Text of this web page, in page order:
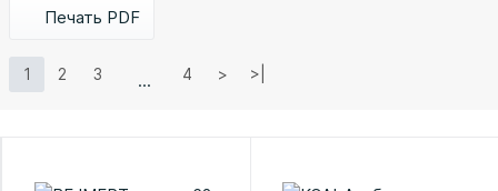
Печать PDF
1 2 3 4 > >|